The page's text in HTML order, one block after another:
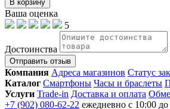
В корзину
Ваша оценка
5
Достоинства
Отправить отзыв
Компания Адреса магазинов Статус
Каталог Смартфоны Часы и браслеты
Услуги Trade-in Доставка и оплата
+7 (902) 080-62-22 ежедневно с 10:00